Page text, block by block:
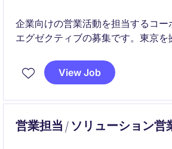
企業向けの営業活動を担当するコー
エグゼクティブの募集です。東京を
す。
View Job
営業担当 / ソリューション営